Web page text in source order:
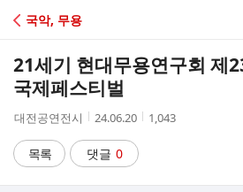
C
A
국악, 무용
21세기 현대무용연구회 제
국제페스티벌
작
자
대전공연전시
작
시
간
24.06.20
조
1,043
목록 댓글 0